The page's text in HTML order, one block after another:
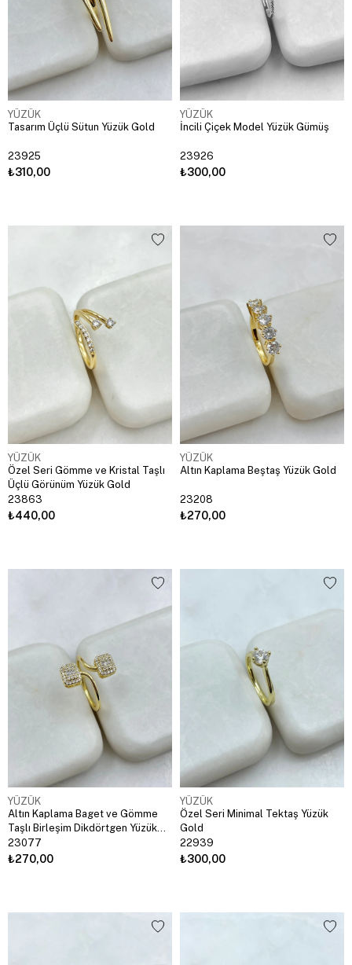
YÜZÜK
Tasarım Üçlü Sütun Yüzük Gold
23925
₺310,00
YÜZÜK
İncili Çiçek Model Yüzük Gümüş
23926
₺300,00
YÜZÜK
Özel Seri Gömme ve Kristal Taşlı
Üçlü Görünüm Yüzük Gold
23863
₺440,00
YÜZÜK
Altın Kaplama Beştaş Yüzük Gold
23208
₺270,00
YÜZÜK
Altın Kaplama Baget ve Gömme
Taşlı Birleşim Dikdörtgen Yüzük
Gold
23077
₺270,00
YÜZÜK
Özel Seri Minimal Tektaş Yüzük
Gold
22939
₺300,00